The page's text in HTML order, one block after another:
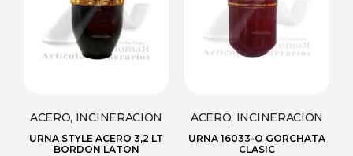
ACERO, INCINERACION
URNA STYLE ACERO 3,2 LT
BORDON LATON
ACERO, INCINERACION
URNA 16033-O GORCHATA
CLASIC